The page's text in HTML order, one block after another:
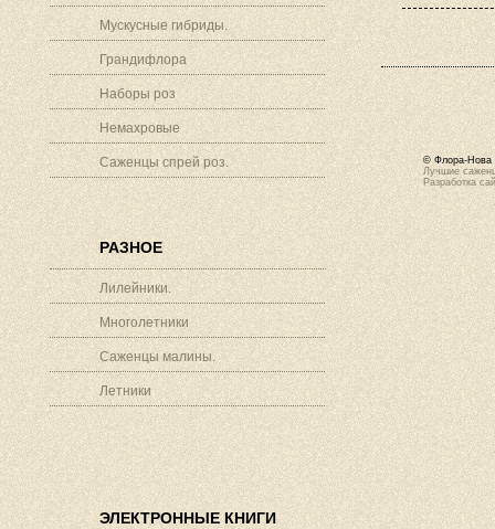
Мускусные гибриды.
Грандифлора
Наборы роз
Немахровые
Саженцы спрей роз.
РАЗНОЕ
Лилейники.
Многолетники
Саженцы малины.
Летники
ЭЛЕКТРОННЫЕ КНИГИ
© Флора-Нова
Лучшие
Разработка